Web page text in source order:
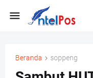
Beranda soppeng